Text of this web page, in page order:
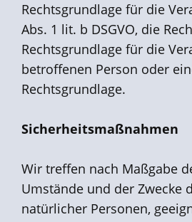
Rechtsgrundlage für die
Abs. 1 lit. b DSGVO, die
Rechtsgrundlage für die
betroffenen Person oder
Rechtsgrundlage.
Sicherheitsmaßnahmen
Wir treffen nach Maßgabe
Umstände und der Zwecke
natürlicher Personen,